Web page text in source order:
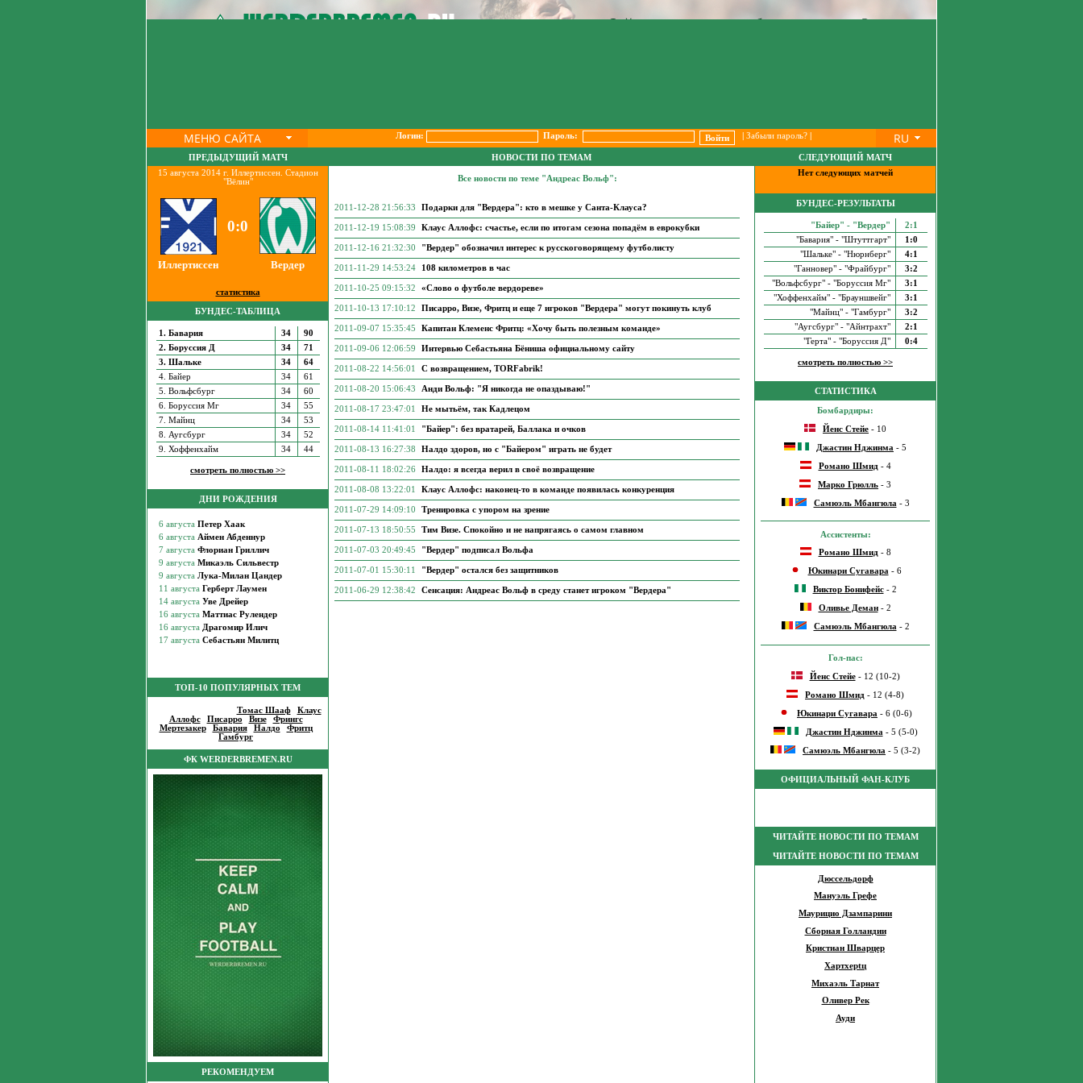
МЕНЮ САЙТА Логин: Пароль: Забыли пароль?| RU
ПРЕДЫДУЩИЙ МАТЧ
15 августа 2014 г. Иллертиссен. Стадион
"Вёлин"
0:0
Иллертиссен Вердер
статистика
БУНДЕС-ТАБЛИЦА
1. Бавария 34
90
2. Боруссия Д
34
71
3. Шальке
34
64
4. Байер
34
61
5. Вольфсбург
34
60
6. Боруссия Мг
34
55
7. Майнц
34
53
8. Аугсбург
34
52
9. Хоффенхайм
34 44
смотреть полностью >>
ДНИ РОЖДЕНИЯ
ТОП-10 ПОПУЛЯРНЫХ ТЕМ
Томас Шааф| Клаус
Аллофс| Писарро Визе| Фрингс|
Мертезакер| Бавария| Налдо Фритц|
Гамбург
ФК WERDERBREMEN.RU
РЕКОМЕНДУЕМ
НОВОСТИ ПО ТЕМАМ
Все новости по теме "Андреас Вольф":
2011-12-28 21:56:33 Подарки для "Вердера": кто в мешке у Санта-Клауса?
2011-12-19 15:08:39 Клаус Аллофс: счастье, если по итогам сезона попадём в еврокубки
2011-12-16 21:32:30 "Вердер" обозначил интерес к русскоговорящему футболисту
2011-11-29 14:53:24 108 километров в час
2011-10-25 09:15:32 «Слово о футболе вердореве»
2011-10-13 17:10:12 Писарро, Визе, Фритц и еще 7 игроков "Вердера" могут покинуть клуб
2011-09-07 15:35:45 Капитан Клеменс Фритц: «Хочу быть полезным команде»
2011-09-06 12:06:59 Интервью Себастьяна Бёниша официальному сайту
2011-08-22 14:56:01 С возвращением, TORFabrik!
2011-08-20 15:06:43 Анди Вольф: "Я никогда не опаздываю!"
2011-08-17 23:47:01 Не мытьём, так Кадлецом
2011-08-14 11:41:01 "Байер": без вратарей, Баллака и очков
2011-08-13 16:27:38 Налдо здоров, но с "Байером" играть не будет
2011-08-11 18:02:26 Налдо: я всегда верил в своё возвращение
2011-08-08 13:22:01 Клаус Аллофс: наконец-то в команде появилась конкуренция
2011-07-29 14:09:10 Тренировка с упором на зрение
2011-07-13 18:50:55 Тим Визе. Спокойно и не напрягаясь о самом главном
2011-07-03 20:49:45 "Вердер" подписал Вольфа
2011-07-01 15:30:11 "Вердер" остался без защитников
2011-06-29 12:38:42 Сенсация: Андреас Вольф в среду станет игроком "Вердера"
СЛЕДУЮЩИЙ МАТЧ
Нет следующих матчей
БУНДЕС-РЕЗУЛЬТАТЫ
"Байер" - "Вердер"
2:1
"Бавария" - "Штуттгарт"
1:0
"Шальке" - "Нюрнберг"
4:1
"Ганновер" - "Фрайбург"
3:2
"Вольфсбург" - "Боруссия Мг"
3:1
"Хоффенхайм" - "Брауншвейг"
3:1
"Майнц" - "Гамбург"
3:2
"Аугсбург" - "Айнтрахт"
2:1
"Герта" - "Боруссия Д"
0:4
смотреть полностью >>
СТАТИСТИКА
Бомбардиры:
Йенс Стейе - 10
Джастин Нджинма - 5
Романо Шмид- 4
Марко Грюлль - 3
Самюэль Мбангюла - 3
Ассистенты:
Романо Шмид- 8
Юкинари Сугавара- 6
Виктор Бонифейс- 2
Оливье Деман- 2
Самюэль Мбангюла- 2
Гол-пас:
Йенс Стейе- 12 (10-2)
Романо Шмид - 12 (4-8)
Юкинари Сугавара - 6 (0-6)
Джастин Нджинма - 5 (5-0)
Самюэль Мбангюла - 5 (3-2)
ОФИЦИАЛЬНЫЙ ФАН-КЛУБ
ЧИТАЙТЕ НОВОСТИ ПО ТЕМАМ
ЧИТАЙТЕ НОВОСТИ ПО ТЕМАМ
Дюссельдорф
Мануэль Грефе
Маурицио Дзампарини
Сборная Голландии
Кристиан Шварцер
Хартхерtц
Михаэль Тарнат
Оливер Рек
Ауди